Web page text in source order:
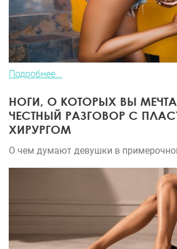
Подробнее...
НОГИ, О КОТОРЫХ ВЫ
ЧЕСТНЫЙ РАЗГОВОР С
ХИРУРГОМ
О чем думают девушки в